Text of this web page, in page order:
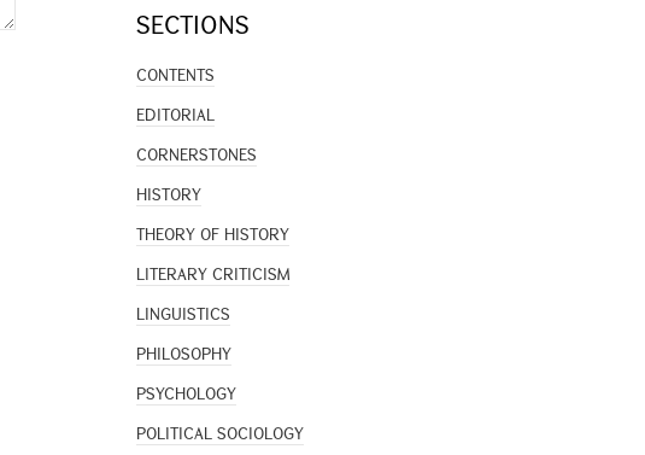
SECTIONS
CONTENTS
EDITORIAL
CORNERSTONES
HISTORY
THEORY OF HISTORY
LITERARY CRITICISM
LINGUISTICS
PHILOSOPHY
PSYCHOLOGY
POLITICAL SOCIOLOGY